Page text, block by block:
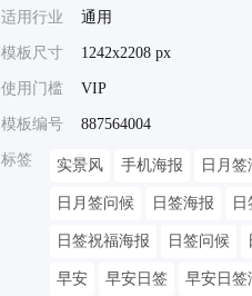
适用行业 通用
模板尺寸 1242x2208 px
使用门槛 VIP
模板编号 887564004
标签 实景风 手机海报 日月签
日月签问候 日签海报
日签祝福海报 日签问候
早安 早安日签 早安日签